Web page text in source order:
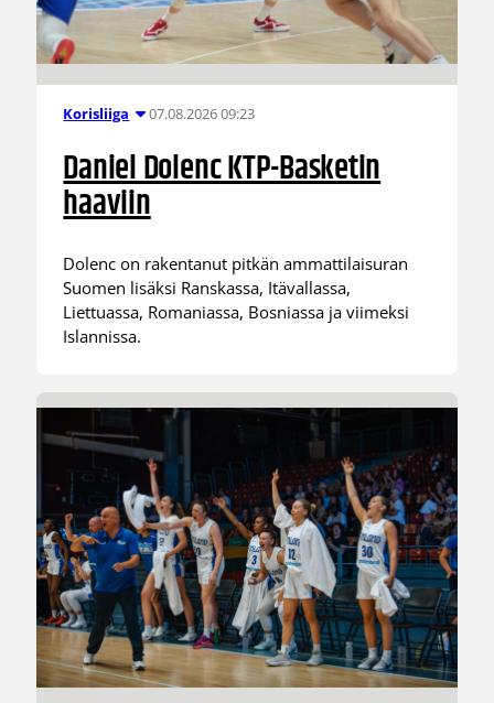
Korisliiga 07.08.2026 09:23
Daniel Dolenc KTP-Basketin
haaviin
Dolenc on rakentanut pitkän ammattilaisuran
Suomen lisäksi Ranskassa, Itävallassa,
Liettuassa, Romaniassa, Bosniassa ja viimeksi
Islannissa.